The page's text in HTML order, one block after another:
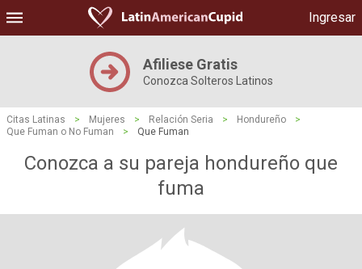
Ingresar
Afiliese Gratis
Conozca Solteros Latinos
Citas Latinas > Mujeres > Relación Seria > Hondureño
>
Que Fuman o No Fuman
> Que Fuman
Conozca a su pareja hondureño que
fuma